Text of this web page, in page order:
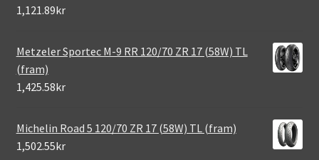
1,121.89kr
Metzeler Sportec M-9 RR 120/70 ZR 17 (58W) TL
(fram)
1,425.58kr
Michelin Road 5 120/70 ZR 17 (58W) TL (fram)
1,502.55kr